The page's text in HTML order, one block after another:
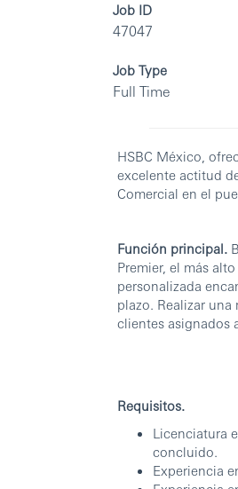
Job ID
47047
Job Type
Full Time
HSBC México,
excelente actitud
Comercial en el
Función principal.
Premier, el más
personalizada
plazo. Realizar
clientes asignados
Requisitos.
Licenciatura
concluido.
Experiencia